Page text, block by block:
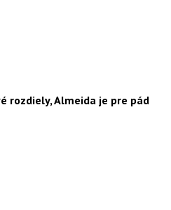
rozdiely, Almeida je pre pád